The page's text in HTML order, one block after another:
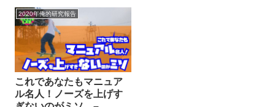
2020年俺的研究報告
これであなたもマニュア
ル名人！ノーズを上げす